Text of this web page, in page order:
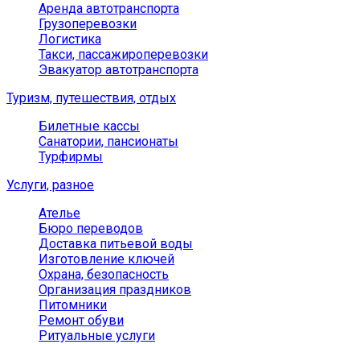
Аренда автотранспорта
Грузоперевозки
Логистика
Такси, пассажироперевозки
Эвакуатор автотранспорта
Туризм, путешествия, отдых
Билетные кассы
Санатории, пансионаты
Турфирмы
Услуги, разное
Ателье
Бюро переводов
Доставка питьевой воды
Изготовление ключей
Охрана, безопасность
Организация праздников
Питомники
Ремонт обуви
Ритуальные услуги